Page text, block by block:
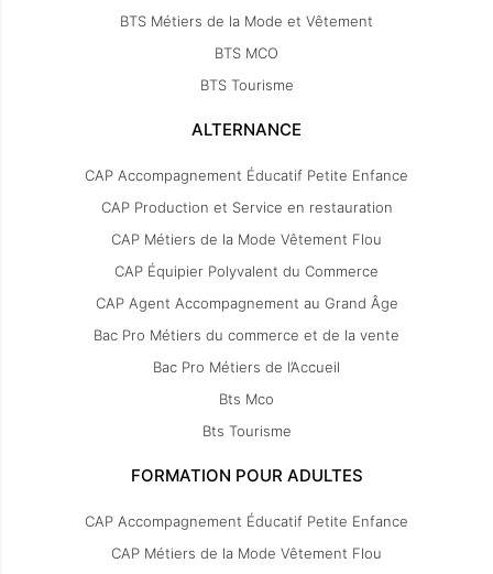
BTS Métiers de la Mode et Vêtement
BTS MCO
BTS Tourisme
ALTERNANCE
CAP Accompagnement Éducatif Petite Enfance
CAP Production et Service en restauration
CAP Métiers de la Mode Vêtement Flou
CAP Équipier Polyvalent du Commerce
CAP Agent Accompagnement au Grand Âge
Bac Pro Métiers du commerce et de la vente
Bac Pro Métiers de l’Accueil
Bts Mco
Bts Tourisme
FORMATION POUR ADULTES
CAP Accompagnement Éducatif Petite Enfance
CAP Métiers de la Mode Vêtement Flou